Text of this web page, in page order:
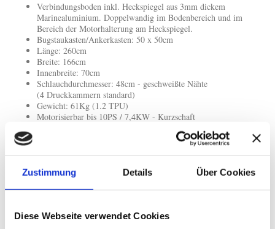
Zustimmung Details Über Cookies
Diese Webseite verwendet Cookies
Verbindungsboden inkl. Heckspiegel aus 3mm dickem
Marinealuminium. Doppelwandig im Bodenbereich und im
Bereich der Motorhalterung am Heckspiegel.
Bugstaukasten/Ankerkasten: 50 x 50cm
Länge: 260cm
Breite: 166cm
Innenbreite: 70cm
Schlauchdurchmesser: 48cm - geschweißte Nähte
(4 Druckkammern standard)
Gewicht: 61Kg (1.2 TPU)
Motorisierbar bis 10PS / 7,4KW - Kurzschaft
Verbindungsboden inkl. Heckspiegel aus 3mm dickem
Marinealuminium. Doppelwandig im Bodenbereich und im
Bugstaukasten/Ankerkasten: 50 x 50cm